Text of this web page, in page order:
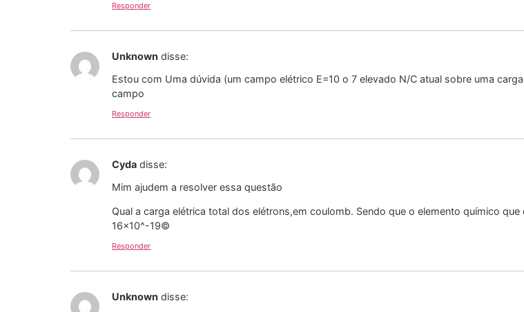
Responder
Unknown disse:
Estou com Uma dúvida (um campo elétrico E=10 o 7 elevado N/C atual sobre uma
campo
Responder
Cyda disse:
Mim ajudem a resolver essa questão
Qual a carga elétrica total dos elétrons,em coulomb. Sendo que o elemento químico
16×10^-19©
Responder
Unknown disse: